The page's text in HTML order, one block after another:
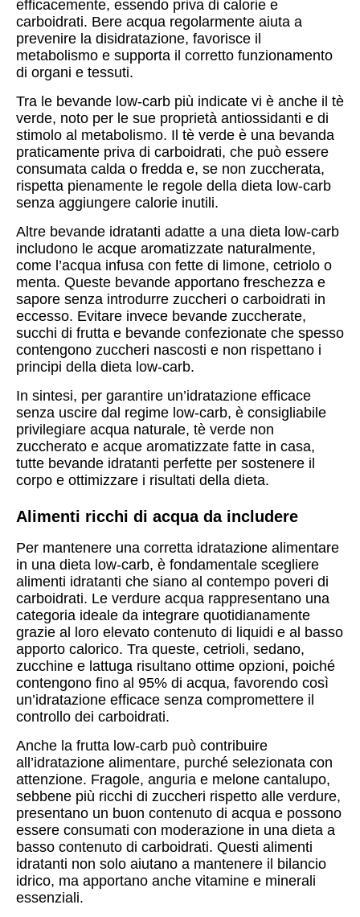
efficacemente, essendo priva di calorie e
carboidrati. Bere acqua regolarmente aiuta a
prevenire la disidratazione, favorisce il
metabolismo e supporta il corretto funzionamento
di organi e tessuti.
Tra le bevande low-carb più indicate vi è anche il tè
verde, noto per le sue proprietà antiossidanti e di
stimolo al metabolismo. Il tè verde è una bevanda
praticamente priva di carboidrati, che può essere
consumata calda o fredda e, se non zuccherata,
rispetta pienamente le regole della dieta low-carb
senza aggiungere calorie inutili.
Altre bevande idratanti adatte a una dieta low-carb
includono le acque aromatizzate naturalmente,
come l’acqua infusa con fette di limone, cetriolo o
menta. Queste bevande apportano freschezza e
sapore senza introdurre zuccheri o carboidrati in
eccesso. Evitare invece bevande zuccherate,
succhi di frutta e bevande confezionate che spesso
contengono zuccheri nascosti e non rispettano i
principi della dieta low-carb.
In sintesi, per garantire un’idratazione efficace
senza uscire dal regime low-carb, è consigliabile
privilegiare acqua naturale, tè verde non
zuccherato e acque aromatizzate fatte in casa,
tutte bevande idratanti perfette per sostenere il
corpo e ottimizzare i risultati della dieta.
Alimenti ricchi di acqua da includere
Per mantenere una corretta idratazione alimentare
in una dieta low-carb, è fondamentale scegliere
alimenti idratanti che siano al contempo poveri di
carboidrati. Le verdure acqua rappresentano una
categoria ideale da integrare quotidianamente
grazie al loro elevato contenuto di liquidi e al basso
apporto calorico. Tra queste, cetrioli, sedano,
zucchine e lattuga risultano ottime opzioni, poiché
contengono fino al 95% di acqua, favorendo così
un’idratazione efficace senza compromettere il
controllo dei carboidrati.
Anche la frutta low-carb può contribuire
all’idratazione alimentare, purché selezionata con
attenzione. Fragole, anguria e melone cantalupo,
sebbene più ricchi di zuccheri rispetto alle verdure,
presentano un buon contenuto di acqua e possono
essere consumati con moderazione in una dieta a
basso contenuto di carboidrati. Questi alimenti
idratanti non solo aiutano a mantenere il bilancio
idrico, ma apportano anche vitamine e minerali
essenziali.